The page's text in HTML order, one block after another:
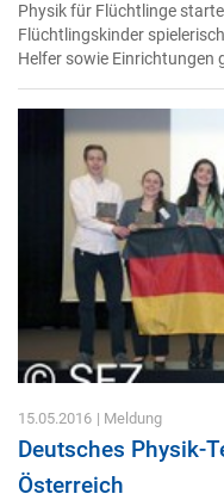
Physik für Flüchtlinge
Flüchtlingskinder
Helfer sowie Einrichtungen
15.05.2016 | Meldung
Deutsches Physik-
Österreich